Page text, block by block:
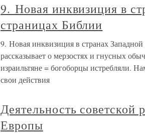
9. Новая инквизиция в
страницах Библии
9. Новая инквизиция в странах
рассказывает о мерзостях и гнусных
израильтяне = богоборцы истребляли.
свои действия
Деятельность советской
Европы